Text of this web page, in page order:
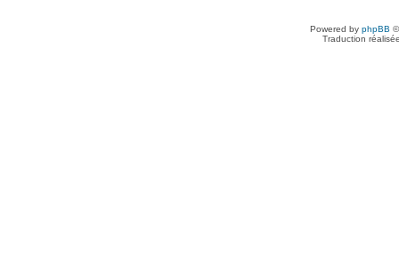
Powered by phpBB
Traduction